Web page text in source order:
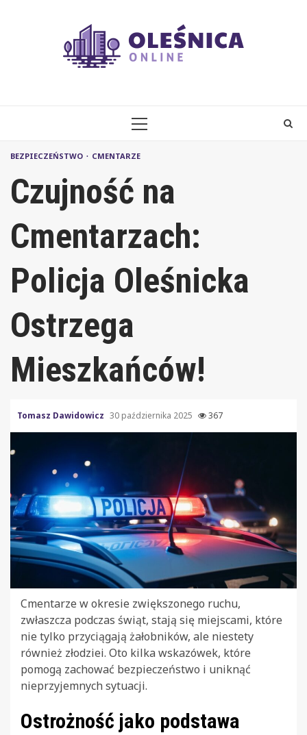
PRIMARY
BEZPIECZEŃSTWO CMENTARZE
Czujność na
Cmentarzach:
Policja Oleśnicka
Ostrzega
Mieszkańców!
Tomasz Dawidowicz 30 października 2025 367
Cmentarze w okresie zwiększonego ruchu,
zwłaszcza podczas świąt, stają się miejscami, które
nie tylko przyciągają żałobników, ale niestety
również złodziei. Oto kilka wskazówek, które
pomogą zachować bezpieczeństwo i uniknąć
nieprzyjemnych sytuacji.
Ostrożność jako podstawa